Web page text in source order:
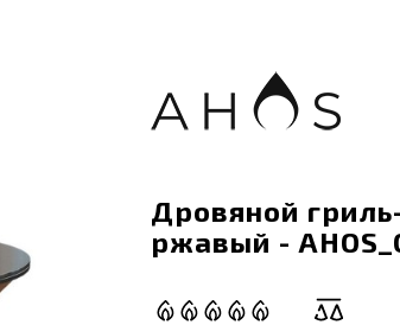
Дровяной
ржавый -